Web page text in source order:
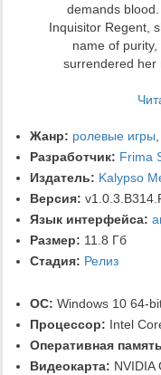
demands
Inquisitor Regent,
name of
surrendered her
Жанр: ролевые игры
Разработчик: Frima
Издатель: Kalypso
Версия:
Язык интерфейса:
Размер: 11.8 Гб
Стадия: Релиз
ОС: Windows 10 64-
Процессор: Intel
Оперативная
Видеокарта: NVIDIA